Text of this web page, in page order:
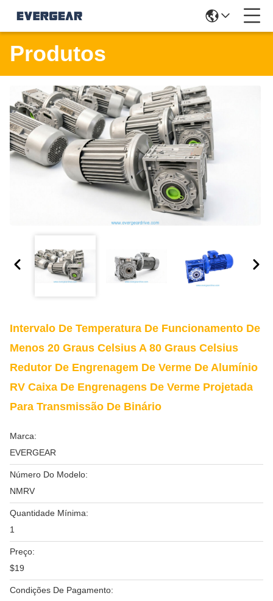
Produtos
Intervalo De Temperatura De Funcionamento De
Menos 20 Graus Celsius A 80 Graus Celsius
Redutor De Engrenagem De Verme De Alumínio
RV Caixa De Engrenagens De Verme Projetada
Para Transmissão De Binário
Marca:
EVERGEAR
Número Do Modelo:
NMRV
Quantidade Mínima:
1
Preço:
$19
Condições De Pagamento: